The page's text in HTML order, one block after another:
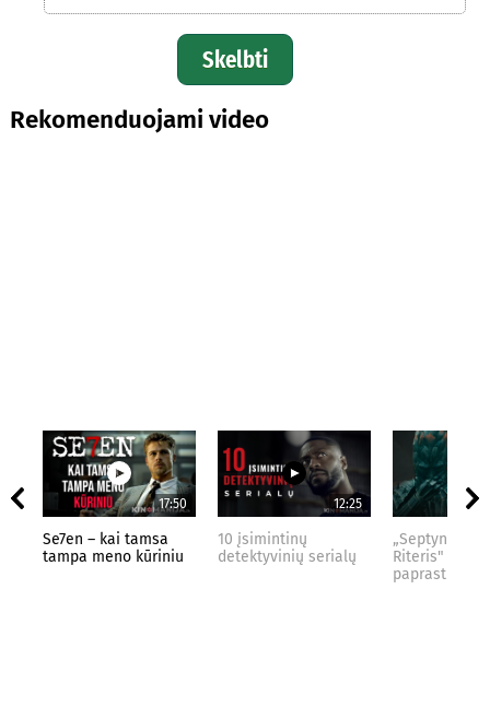
Skelbti
Rekomenduojami video
17:50
Se7en – kai tamsa
tampa meno kūriniu
12:25
10 įsimintinų
detektyvinių serialų
„Septynių
Riteris" – kai
paprastumas